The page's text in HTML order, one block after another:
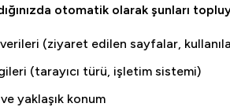
otomatik olarak şunları
verileri (ziyaret edilen sayfalar,
(tarayıcı türü, işletim sistemi)
yaklaşık konum